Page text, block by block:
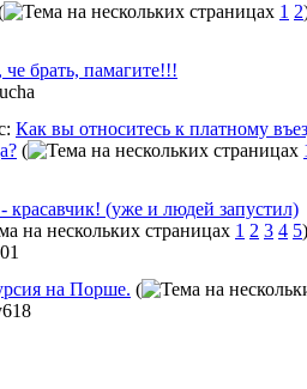
1 2
че брать, памагите!!!
Как вы относитесь к платному
(
красавчик! (уже и людей запустил)
1 2 3 4 5)
на Порше. (